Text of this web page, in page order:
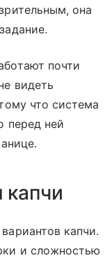
она
почти
видеть
что система
перед ней
капчи.
и сложностью